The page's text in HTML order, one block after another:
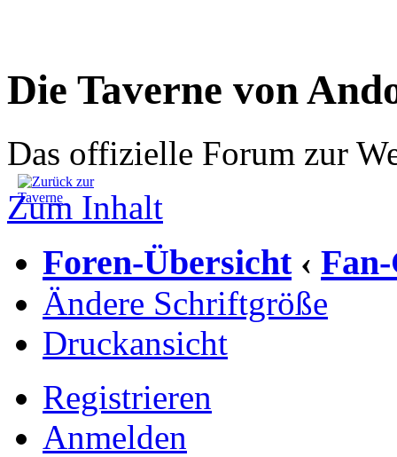
Die Taverne von
Das offizielle Forum zur
Zum Inhalt
Foren-Übersicht ‹
Ändere Schriftgröße
Druckansicht
Registrieren
Anmelden